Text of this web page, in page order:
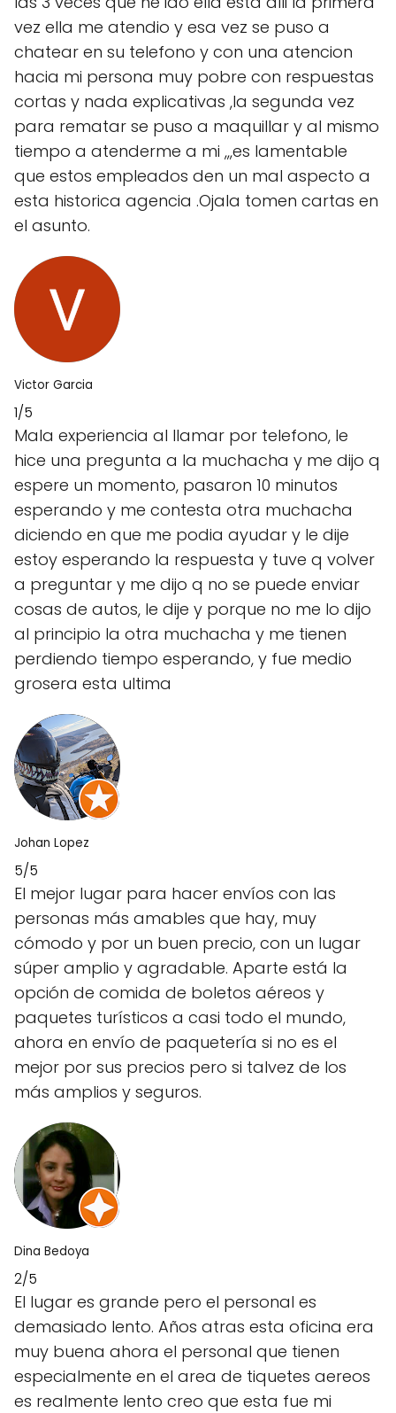
vez ella me atendio y esa vez se puso a
chatear en su telefono y con una atencion
hacia mi persona muy pobre con respuestas
cortas y nada explicativas ,la segunda vez
para rematar se puso a maquillar y al mismo
tiempo a atenderme a mi ,,,es lamentable
que estos empleados den un mal aspecto a
esta historica agencia .Ojala tomen cartas en
el asunto.
Victor Garcia
1/5
Mala experiencia al llamar por telefono, le
hice una pregunta a la muchacha y me dijo q
espere un momento, pasaron 10 minutos
esperando y me contesta otra muchacha
diciendo en que me podia ayudar y le dije
estoy esperando la respuesta y tuve q volver
a preguntar y me dijo q no se puede enviar
cosas de autos, le dije y porque no me lo dijo
al principio la otra muchacha y me tienen
perdiendo tiempo esperando, y fue medio
grosera esta ultima
Johan Lopez
5/5
El mejor lugar para hacer envíos con las
personas más amables que hay, muy
cómodo y por un buen precio, con un lugar
súper amplio y agradable. Aparte está la
opción de comida de boletos aéreos y
paquetes turísticos a casi todo el mundo,
ahora en envío de paquetería si no es el
mejor por sus precios pero si talvez de los
más amplios y seguros.
Dina Bedoya
2/5
El lugar es grande pero el personal es
demasiado lento. Años atras esta oficina era
muy buena ahora el personal que tienen
especialmente en el area de tiquetes aereos
es realmente lento creo que esta fue mi